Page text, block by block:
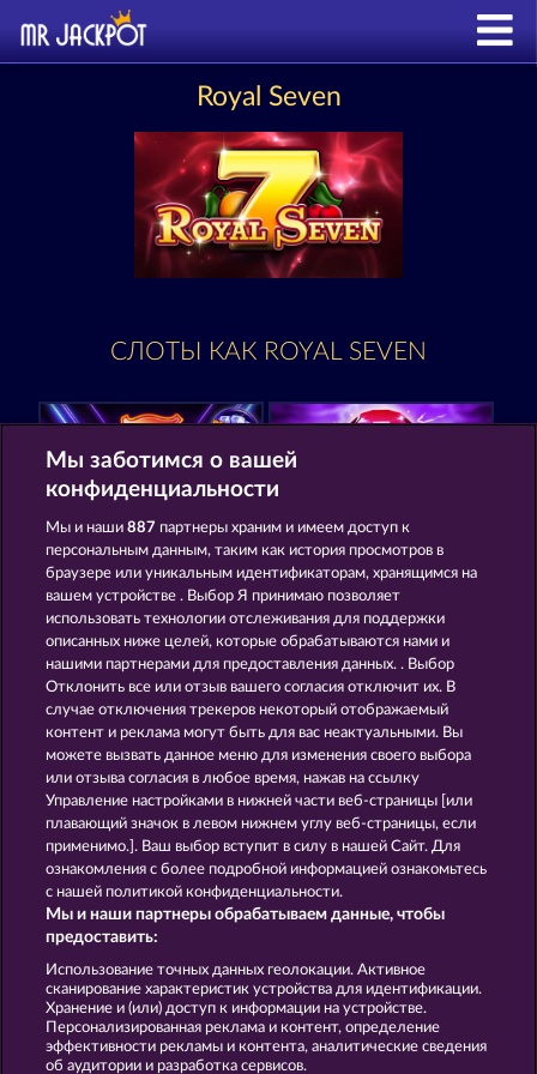
Royal Seven
СЛОТЫ КАК ROYAL SEVEN
40 Sevens Diamond Treasures Sticky Diamonds
Fruit Mania RHFP 5 Ember Wilds
Правила
Заявление о конфиденциальности и
политике Cookie
О компании
Отправить Запрос об Отказе
Мы заботимся о вашей
конфиденциальности
Мы и наши887 партнеры храним и имеем доступ к
персональным данным, таким как история просмотров в
браузере или уникальным идентификаторам, хранящимся на
вашем устройстве . Выбор Я принимаю позволяет
использовать технологии отслеживания для поддержки
описанных ниже целей, которые обрабатываются нами и
нашими партнерами для предоставления данных. . Выбор
Отклонить все или отзыв вашего согласия отключит их. В
случае отключения трекеров некоторый отображаемый
контент и реклама могут быть для вас неактуальными. Вы
можете вызвать данное меню для изменения своего выбора
или отзыва согласия в любое время, нажав на ссылку
Управление настройками в нижней части веб-страницы [или
плавающий значок в левом нижнем углу веб-страницы, если
применимо.]. Ваш выбор вступит в силу в нашей Сайт. Для
ознакомления с более подробной информацией ознакомьтесь
с нашей политикой конфиденциальности.
Мы и наши партнеры обрабатываем данные, чтобы
предоставить:
Использование точных данных геолокации. Активное
сканирование характеристик устройства для идентификации.
Хранение и (или) доступ к информации на устройстве.
Персонализированная реклама и контент, определение
эффективности рекламы и контента, аналитические сведения
об аудитории и разработка сервисов.